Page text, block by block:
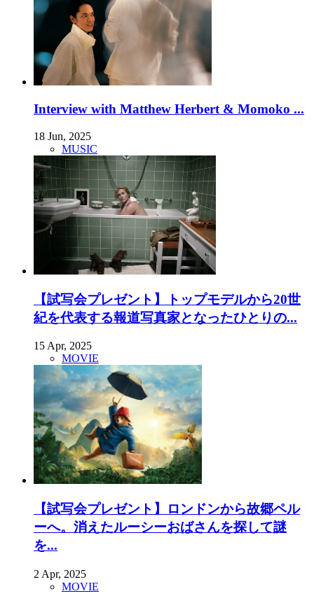
Interview with Matthew Herbert & Momoko ...
18 Jun, 2025
MUSIC
【試写会プレゼント】トップモデルから20世
紀を代表する報道写真家となったひとりの...
15 Apr, 2025
MOVIE
【試写会プレゼント】ロンドンから故郷ペル
ーへ。消えたルーシーおばさんを探して謎
を...
2 Apr, 2025
MOVIE